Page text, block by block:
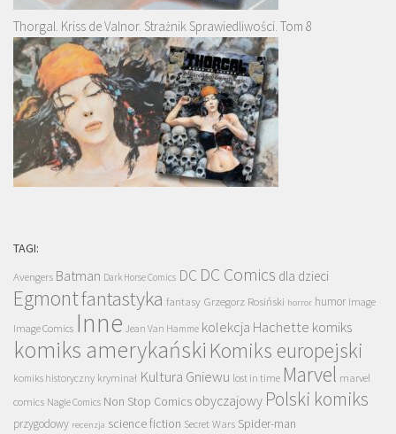
Thorgal. Kriss de Valnor. Strażnik Sprawiedliwości. Tom 8
TAGI:
Avengers Batman Dark Horse Comics DC DC Comics dla dzieci
Egmontfantastyka fantasy Grzegorz Rosiński horror humor Image
Image Comics Inne Jean Van Hamme kolekcja Hachette komiks
komiks amerykański Komiks europejski
komiks historyczny kryminał Kultura Gniewu lost in time Marvel marvel
comics Nagle Comics Non Stop Comics obyczajowy Polski komiks
przygodowy recenzja science fiction Secret Wars Spider-man